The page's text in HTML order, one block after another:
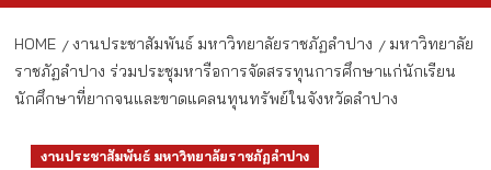
HOME งานประชาสัมพันธ์ มหาวิทยาลัยราชภัฏลำปาง
มหาวิทยาลัย
ราชภัฏลำปาง ร่วมประชุมหารือการจัดสรรทุนการศึกษาแก่นักเรียน
นักศึกษาที่ยากจนและขาดแคลนทุนทรัพย์ในจังหวัดลำปาง
งานประชาสัมพันธ์ มหาวิทยาลัยราชภัฏลำปาง